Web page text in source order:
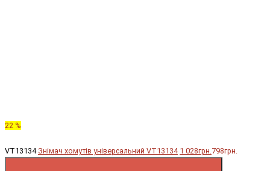
22 %
VT13134 Знімач хомутів універсальний VT13134 1 028грн.798грн.